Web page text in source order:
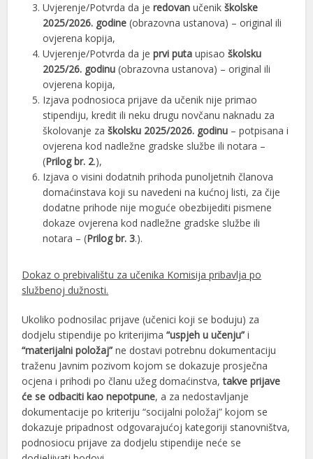
Uvjerenje/Potvrda da jeredovan učenikškolske
2025/2026. godine (obrazovna ustanova) – original ili
ovjerena kopija,
Uvjerenje/Potvrda da jeprvi puta upisaoškolsku
2025/26. godinu (obrazovna ustanova) – original ili
ovjerena kopija,
Izjava podnosioca prijave da učenik nije primao
stipendiju, kredit ili neku drugu novčanu naknadu za
školovanje zaškolsku 2025/2026. godinu – potpisana i
ovjerena kod nadležne gradske službe ili notara –
(Prilog br. 2.),
Izjava o visini dodatnih prihoda punoljetnih članova
domaćinstava koji su navedeni na kućnoj listi, za čije
dodatne prihode nije moguće obezbijediti pismene
dokaze ovjerena kod nadležne gradske službe ili
notara – (Prilog br. 3.).
Dokaz o prebivalištu za učenika Komisija pribavlja po
službenoj dužnosti.
Ukoliko podnosilac prijave (učenici koji se boduju) za
dodjelu stipendije po kriterijima“uspjeh u učenju” i
“materijalni položaj” ne dostavi potrebnu dokumentaciju
traženu Javnim pozivom kojom se dokazuje prosječna
ocjena i prihodi po članu užeg domaćinstva,takve prijave
će se odbaciti kao nepotpune, a za nedostavljanje
dokumentacije po kriteriju “socijalni položaj” kojom se
dokazuje pripadnost odgovarajućoj kategoriji stanovništva,
podnosiocu prijave za dodjelu stipendije neće se